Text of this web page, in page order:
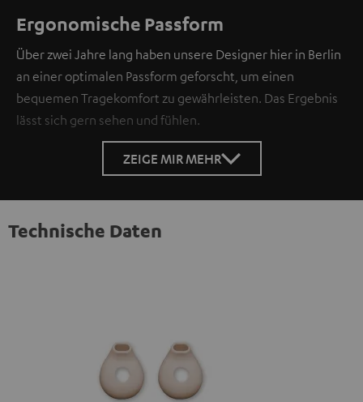
Ergonomische Passform
Über zwei Jahre lang haben unsere Designer hier in Berlin
an einer optimalen Passform geforscht, um einen
bequemen Tragekomfort zu gewährleisten. Das Ergebnis
lässt sich gern sehen und fühlen.
ZEIGE MIR MEHR
Technische Daten